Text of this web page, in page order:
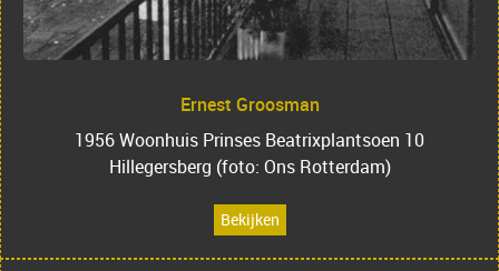
Ernest Groosman
1956 Woonhuis Prinses Beatrixplantsoen 10
Hillegersberg (foto: Ons Rotterdam)
Bekijken